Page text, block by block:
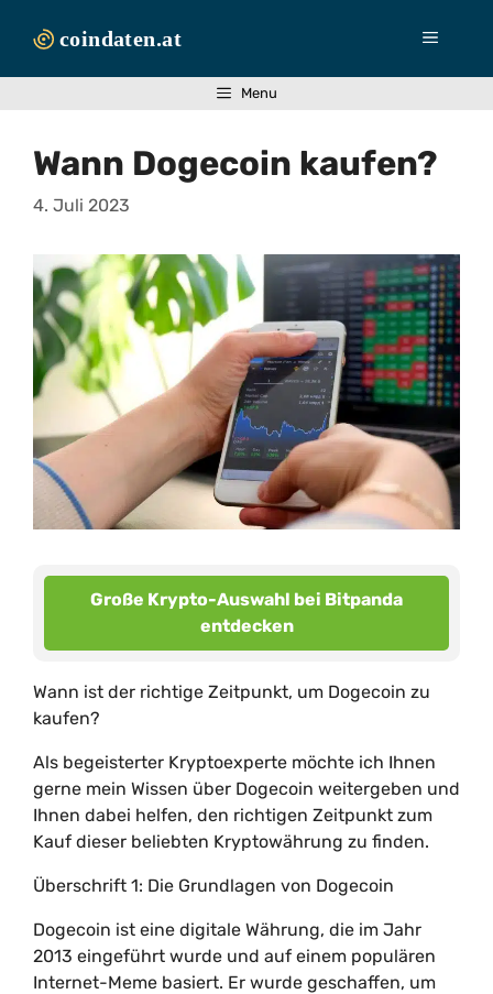
Inhalt
Menü
Menu
Wann Dogecoin kaufen?
4. Juli 2023
Große Krypto-Auswahl bei Bitpanda
entdecken
Wann ist der richtige Zeitpunkt, um Dogecoin zu
kaufen?
Als begeisterter Kryptoexperte möchte ich Ihnen
gerne mein Wissen über Dogecoin weitergeben und
Ihnen dabei helfen, den richtigen Zeitpunkt zum
Kauf dieser beliebten Kryptowährung zu finden.
Überschrift 1: Die Grundlagen von Dogecoin
Dogecoin ist eine digitale Währung, die im Jahr
2013 eingeführt wurde und auf einem populären
Internet-Meme basiert. Er wurde geschaffen, um